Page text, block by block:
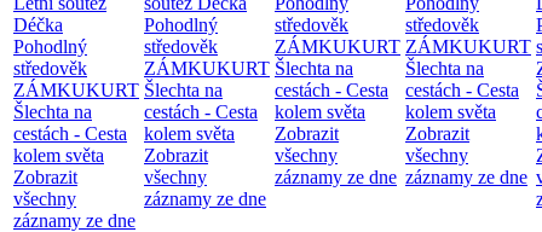
Déčka
Pohodlný
středověk
ZÁMKUKURT
Šlechta na
cestách - Cesta
kolem světa
Zobrazit
všechny
záznamy ze dne
Pohodlný
středověk
ZÁMKUKURT
Šlechta na
cestách - Cesta
kolem světa
Zobrazit
všechny
záznamy ze dne
středověk
ZÁMKUKURT
Šlechta na
cestách - Cesta
kolem světa
Zobrazit
všechny
záznamy ze dne
středověk
ZÁMKUKURT
Šlechta na
cestách - Cesta
kolem světa
Zobrazit
všechny
záznamy ze dne